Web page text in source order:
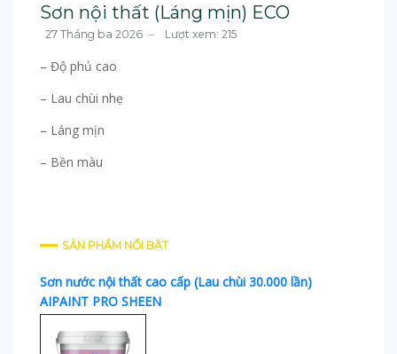
Sơn nội thất (Láng mịn) ECO
27 Tháng ba 2026 Lượt xem: 215
– Độ phủ cao
– Lau chùi nhẹ
– Láng mịn
– Bền màu
SẢN PHẨM NỔI BẬT
Sơn nước nội thất cao cấp (Lau chùi 30.000 lần)
AIPAINT PRO SHEEN